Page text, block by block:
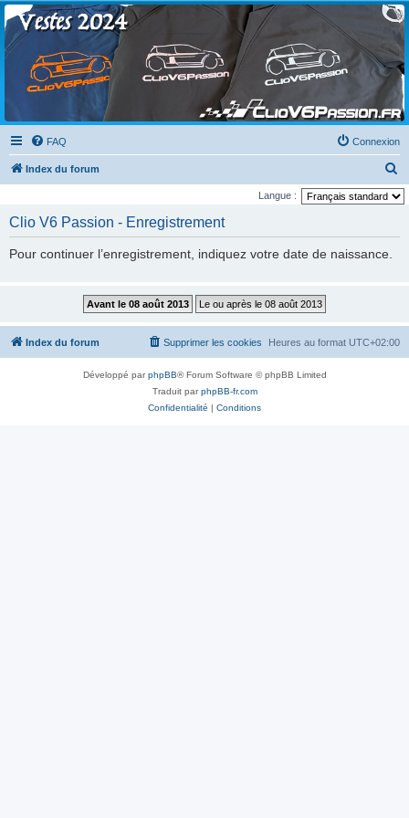
Clio V6 Passion
Le site français des passionnés de Clio V6
FAQ Connexion
Index du forum
e
h
e
Langue :
Clio V6 Passion - Enregistrement
Pour continuer l’enregistrement, indiquez votre date de naissance.
Index du forum Heures au format UTC+02:00
Supprimer les cookies
Développé parphpBB® Forum Software © phpBB Limited
Traduit parphpBB-fr.com
Confidentialité | Conditions